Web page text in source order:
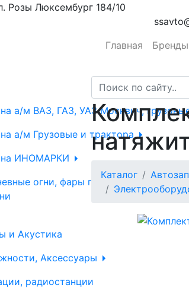
Розы Люксембург 184/10
Главная Бренды
на а/м ВАЗ, ГАЗ, УАЗ Москвич,
а/м Грузовые и трактора
на ИНОМАРКИ
огни, фары противотуманные,
и Акустика
Аксессуары
радиостанции
Каталог